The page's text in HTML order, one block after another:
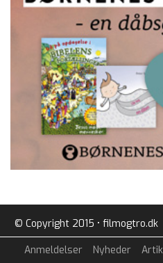
© Copyright 2015 • filmogtro.dk
Anmeldelser Nyheder